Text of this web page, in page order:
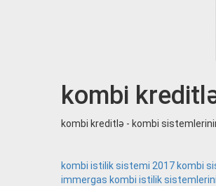
kombi
kombi kreditlə - kombi
kombi istilik sistemi 2017 kombi
immergas kombi istilik